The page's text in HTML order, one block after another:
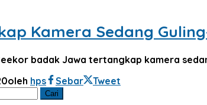
Kamera Sedang
Seekor badak Jawa tertangkap kamera
oleh hps Sebar
Tweet